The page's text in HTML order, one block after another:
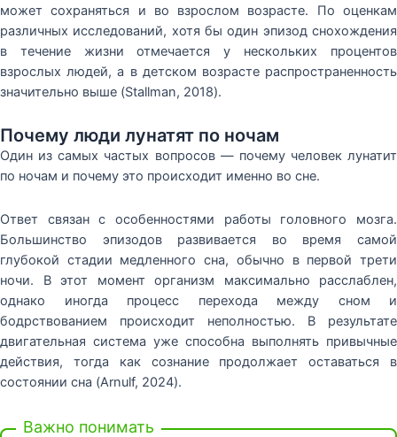
может сохраняться и во взрослом возрасте. По оценкам
различных исследований, хотя бы один эпизод снохождения
в течение жизни отмечается у нескольких процентов
взрослых людей, а в детском возрасте распространенность
значительно выше (Stallman, 2018).
Почему люди лунатят по ночам
Один из самых частых вопросов — почему человек лунатит
по ночам и почему это происходит именно во сне.
Ответ связан с особенностями работы головного мозга.
Большинство эпизодов развивается во время самой
глубокой стадии медленного сна, обычно в первой трети
ночи. В этот момент организм максимально расслаблен,
однако иногда процесс перехода между сном и
бодрствованием происходит неполностью. В результате
двигательная система уже способна выполнять привычные
действия, тогда как сознание продолжает оставаться в
состоянии сна (Arnulf, 2024).
Важно понимать